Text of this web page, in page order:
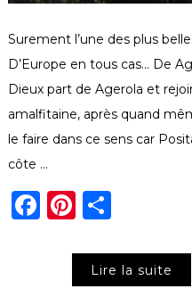
Surement l’une des plus
D’Europe en tous cas… De
Dieux part de Agerola et
amalfitaine, après quand
le faire dans ce sens car
côte …
Facebook
Pinterest
Lire la suite